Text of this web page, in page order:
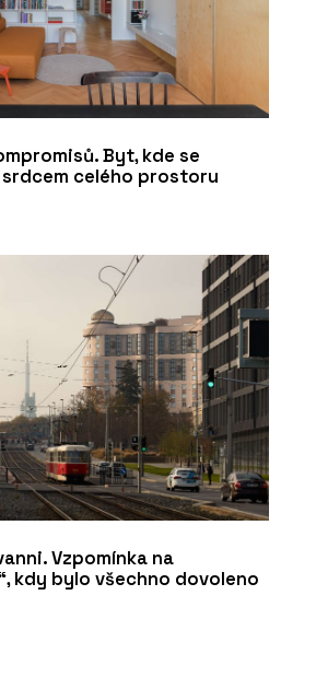
Byt, kde se
celého prostoru
Vzpomínka na
kdy bylo všechno dovoleno